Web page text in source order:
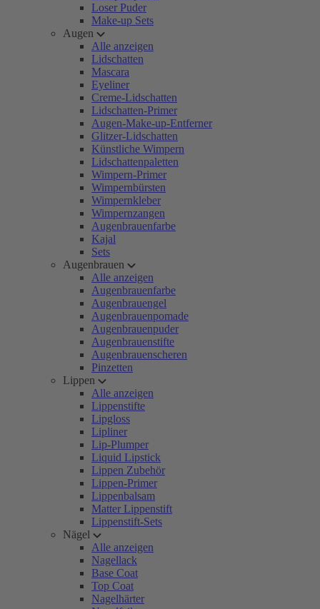
Loser Puder
Make-up Sets
Augen
Alle anzeigen
Lidschatten
Mascara
Eyeliner
Creme-Lidschatten
Lidschatten-Primer
Augen-Make-up-Entferner
Glitzer-Lidschatten
Künstliche Wimpern
Lidschattenpaletten
Wimpern-Primer
Wimpernbürsten
Wimpernkleber
Wimpernzangen
Augenbrauenfarbe
Kajal
Sets
Augenbrauen
Alle anzeigen
Augenbrauenfarbe
Augenbrauengel
Augenbrauenpomade
Augenbrauenpuder
Augenbrauenstifte
Augenbrauenscheren
Pinzetten
Lippen
Alle anzeigen
Lippenstifte
Lipgloss
Lipliner
Lip-Plumper
Liquid Lipstick
Lippen Zubehör
Lippen-Primer
Lippenbalsam
Matter Lippenstift
Lippenstift-Sets
Nägel
Alle anzeigen
Nagellack
Base Coat
Top Coat
Nagelhärter